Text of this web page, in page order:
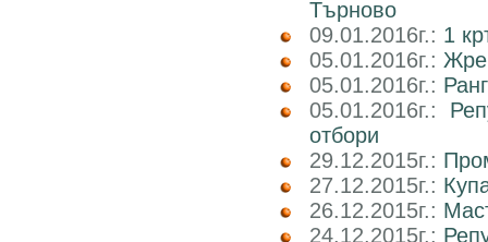
Търново
09.01.2016г.: 1
05.01.2016г.:
05.01.2016г.:
05.01.2016г.:
отбори
29.12.2015г.:
27.12.2015г.:
26.12.2015г.:
24.12.2015г.: